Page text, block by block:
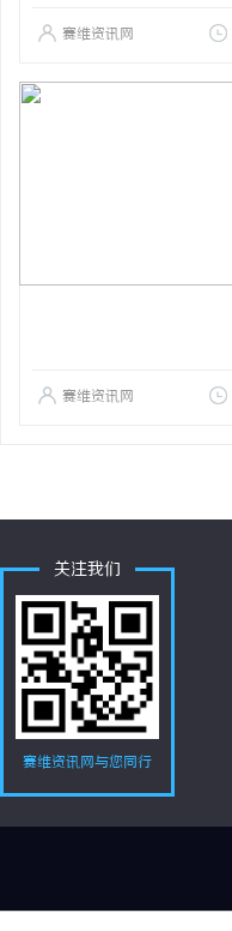
赛维资讯网
赛维资讯网
关注我们
赛维资讯网与您同行